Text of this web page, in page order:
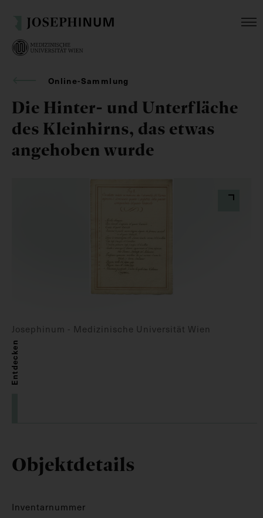
Online-Sammlung
Die Hinter- und Unterfläche
des Kleinhirns, das etwas
angehoben wurde
Josephinum - Medizinische Universität Wien
Entdecken
Objektdetails
Inventarnummer